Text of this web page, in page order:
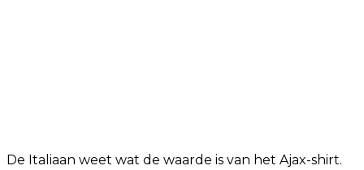
De Italiaan weet wat de waarde is van het Ajax-shirt.